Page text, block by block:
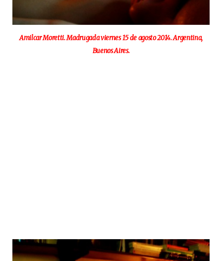
Amilcar Moretti. Madrugada viernes 15 de agosto 2014. Argentina,
Buenos Aires.